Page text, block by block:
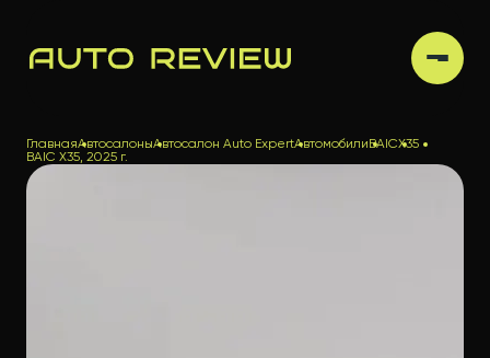
ГлавнаяАвтосалоныАвтосалон Auto ExpertАвтомобили BAICX35
BAIC X35, 2025 г.